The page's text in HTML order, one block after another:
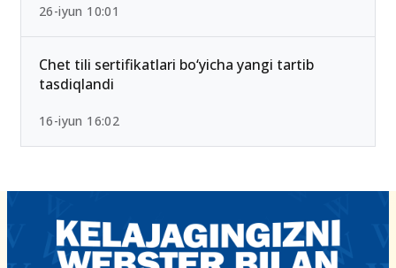
2026-yilda eng past ball bilan kirsa bo‘ladigan
OTMlar ro‘yxati
26-iyun 10:01
Chet tili sertifikatlari bo‘yicha yangi tartib
tasdiqlandi